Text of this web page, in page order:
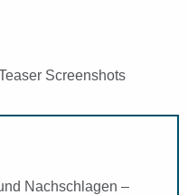
Nachschlagen –